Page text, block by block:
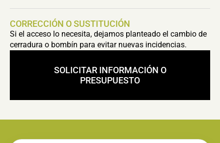
CORRECCIÓN O SUSTITUCIÓN
Si el acceso lo necesita, dejamos planteado el cambio de
cerradura o bombín para evitar nuevas incidencias.
SOLICITAR INFORMACIÓN O
PRESUPUESTO